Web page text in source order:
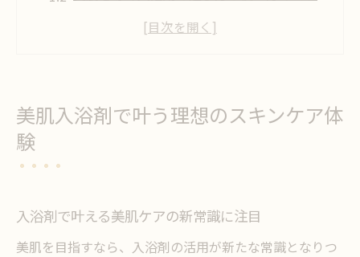
市販入浴剤でスキンケア体験をアップデー
本当に効く美肌入浴剤の実力を徹底検証
入浴剤の保湿成分が美肌に与える影響とは
美肌入浴剤で叶う理想のスキンケア体
験
入浴剤で叶える美肌ケアの新常識に注目
美肌を目指すなら、入浴剤の活用が新たな常識となりつ